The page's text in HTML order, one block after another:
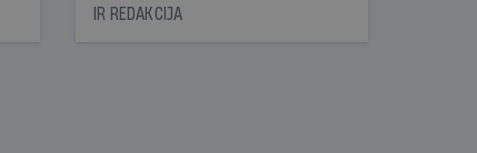
IR REDAKCIJA